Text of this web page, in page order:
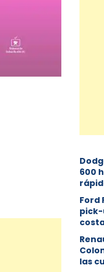
600
Ford
pick-
las